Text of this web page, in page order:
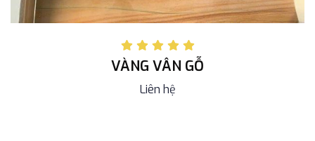
VÀNG VÂN GỖ
Liên hệ